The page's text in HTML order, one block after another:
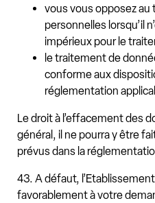
vous vous opposez
personnelles lorsqu’il
impérieux pour le
le traitement de
conforme aux
réglementation
Le droit à l’effacement des
général, il ne pourra y être
prévus dans la
43. A défaut,
favorablement à votre